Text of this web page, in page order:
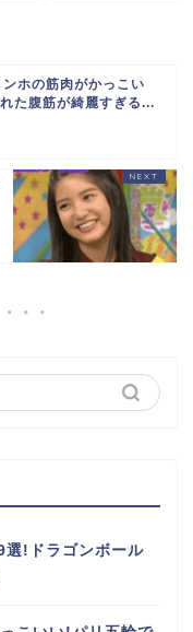
ンホの筋肉がかっこい
た腹筋が綺麗すぎる...
選!ドラゴンボール